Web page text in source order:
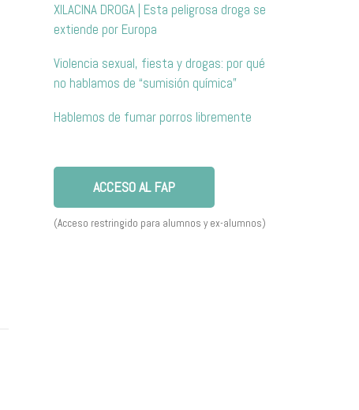
XILACINA DROGA | Esta peligrosa droga se
extiende por Europa
Violencia sexual, fiesta y drogas: por qué
no hablamos de “sumisión química”
Hablemos de fumar porros libremente
ACCESO AL FAP
(Acceso restringido para alumnos y ex-alumnos)